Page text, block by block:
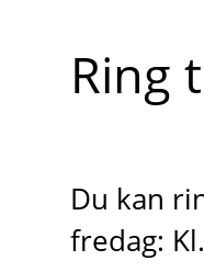
Ring
Du kan
fredag: